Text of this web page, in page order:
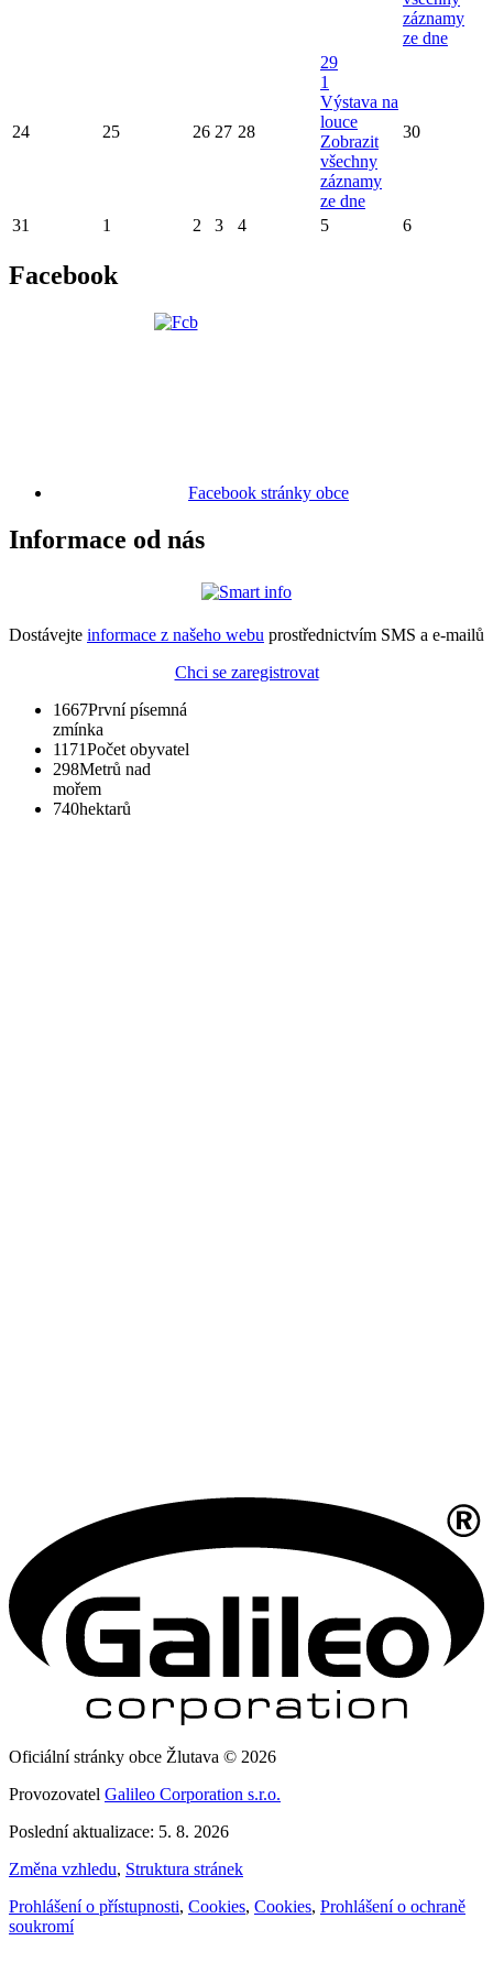
záznamy
ze dne
24 25 26 27 28
29
1
Výstava na
louce
Zobrazit
všechny
záznamy
ze dne
30
31 1 2 3 4 5 6
Facebook
Facebook stránky obce
Informace od nás
Dostávejte informace z našeho webu prostřednictvím SMS a e-mailů
Chci se zaregistrovat
1667První písemná
zmínka
1171Počet obyvatel
298Metrů nad
mořem
740hektarů
Oficiální stránky obce Žlutava © 2026
Provozovatel Galileo Corporation s.r.o.
Poslední aktualizace: 5. 8. 2026
Změna vzhledu, Struktura stránek
Prohlášení o přístupnosti, Cookies, Cookies, Prohlášení o ochraně
soukromí